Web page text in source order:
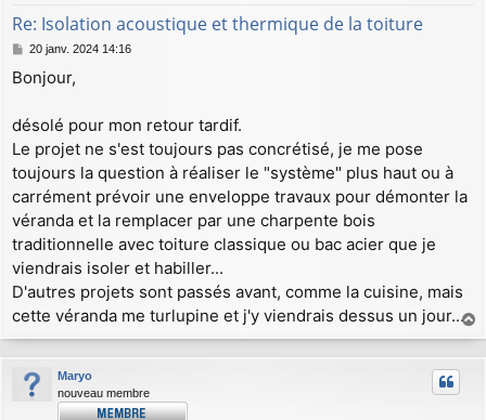
Re: Isolation acoustique et thermique de la toiture
M
s
a
g
e
20 janv. 2024 14:16
Bonjour,
désolé pour mon retour tardif.
Le projet ne s'est toujours pas concrétisé, je me pose
toujours la question à réaliser le "système" plus haut ou à
carrément prévoir une enveloppe travaux pour démonter la
véranda et la remplacer par une charpente bois
traditionnelle avec toiture classique ou bac acier que je
viendrais isoler et habiller...
D'autres projets sont passés avant, comme la cuisine, mais
cette véranda me turlupine et j'y viendrais dessus un jour...
a
u
Maryo
nouveau membre